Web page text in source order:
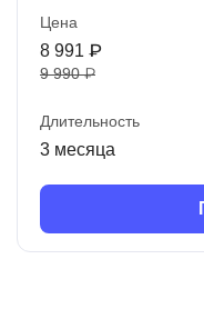
Цена
8 991 ₽
9 990 ₽
Длительность
3 месяца